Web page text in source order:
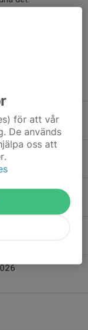
för att vår
De används
oss att